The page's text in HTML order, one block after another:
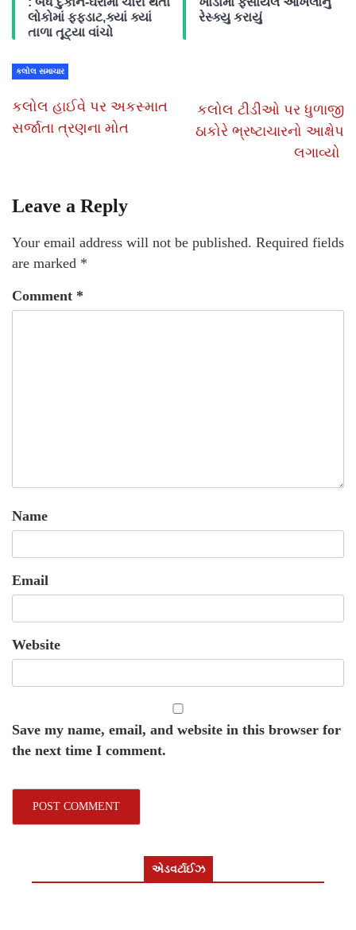
લોકોમાં ફફડાટ,ક્યાં ક્યાં
તાળા તૂટ્યા વાંચો
રેસ્ક્યુ કરાયું
કલોલ સમાચાર
કલોલ હાઈવે પર અકસ્માત
સર્જાતા ત્રણના મોત
કલોલ ટીડીઓ પર ધુળાજી
ઠાકોરે ભ્રષ્ટાચારનો આક્ષેપ
લગાવ્યો
Leave a Reply
Your email address will not be published. Required fields
are marked *
Comment *
Name
Email
Website
Save my name, email, and website in this browser for
the next time I comment.
એડવર્ટાઈઝ